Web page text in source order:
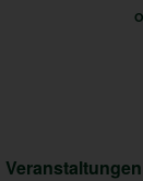
Veranstaltungen